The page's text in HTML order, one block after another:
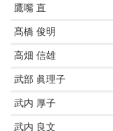
鷹嘴 直
髙橋 俊明
高畑 信雄
武部 眞理子
武内 厚子
武内 良文